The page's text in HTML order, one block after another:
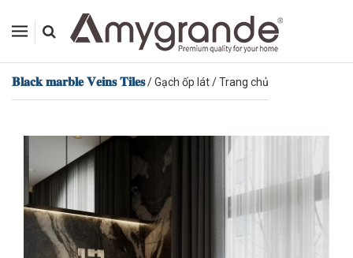
𝐁𝐥𝐚𝐜𝐤 𝐦𝐚𝐫𝐛𝐥𝐞 𝐕𝐞𝐢𝐧𝐬 𝐓𝐢𝐥𝐞𝐬/Gạch ốp lát/Trang chủ